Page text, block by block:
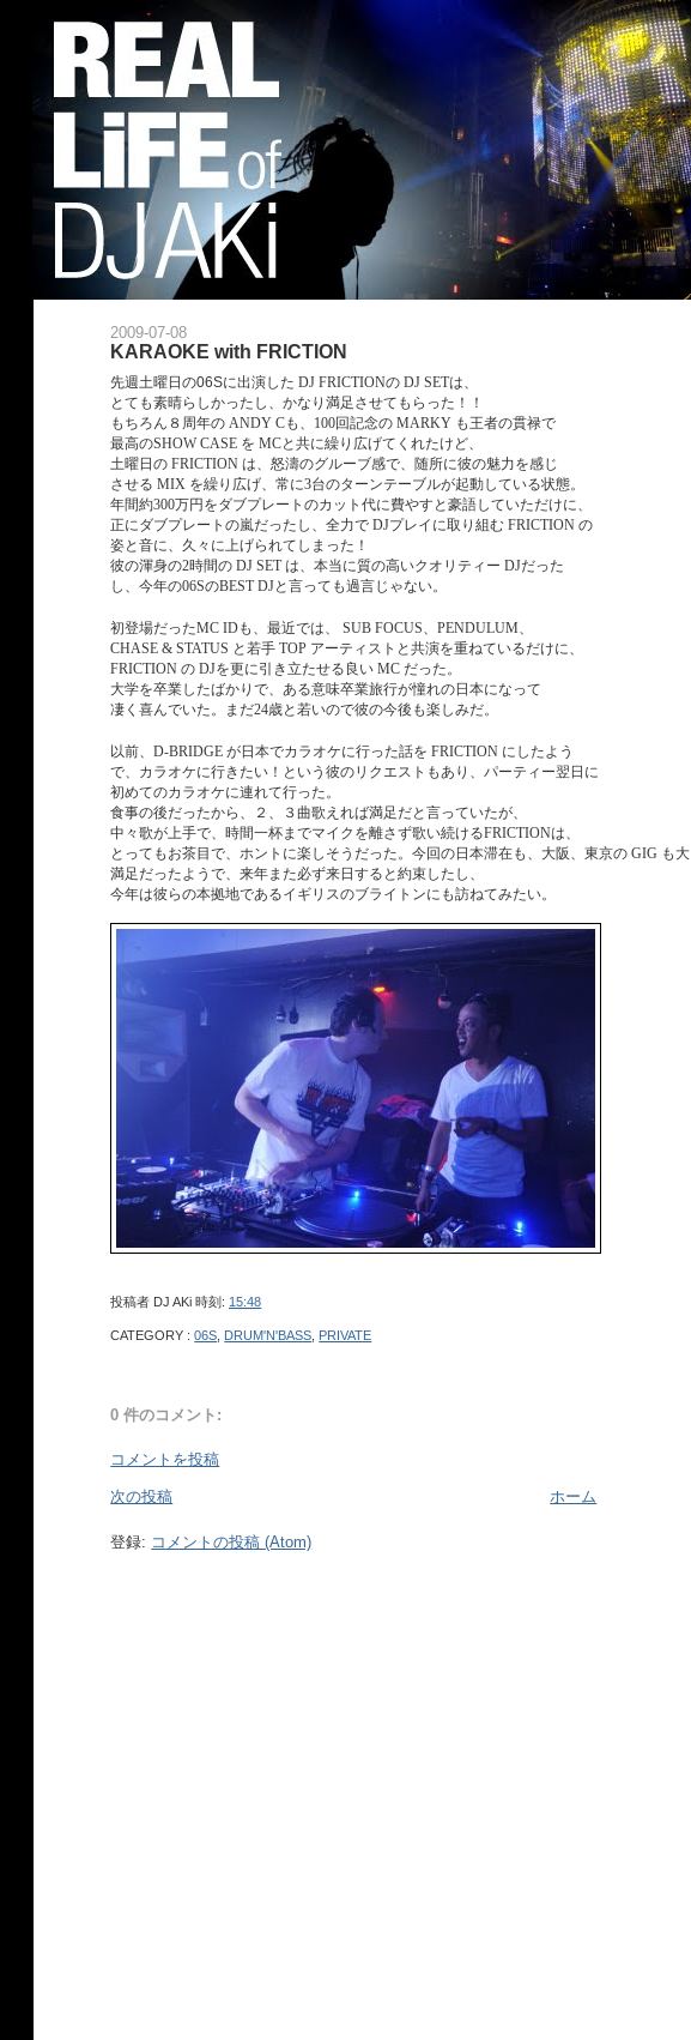
2009-07-08
KARAOKE with FRICTION
先週土曜日の06Sに出演した DJ FRICTIONの DJ SETは、
とても素晴らしかったし、かなり満足させてもらった！！
もちろん８周年の ANDY Cも、100回記念の MARKY も王者の貫禄で
最高のSHOW CASE を MCと共に繰り広げてくれたけど、
土曜日の FRICTION は、怒濤のグルーブ感で、随所に彼の魅力を感じ
させる MIX を繰り広げ、常に3台のターンテーブルが起動している状態。
年間約300万円をダブプレートのカット代に費やすと豪語していただけに、
正にダブプレートの嵐だったし、全力で DJプレイに取り組む FRICTION の
姿と音に、久々に上げられてしまった！
彼の渾身の2時間の DJ SET は、本当に質の高いクオリティー DJだった
し、今年の06SのBEST DJと言っても過言じゃない。
初登場だったMC IDも、最近では、 SUB FOCUS、PENDULUM、
CHASE & STATUS と若手 TOP アーティストと共演を重ねているだけに、
FRICTION の DJを更に引き立たせる良い MC だった。
大学を卒業したばかりで、ある意味卒業旅行が憧れの日本になって
凄く喜んでいた。まだ24歳と若いので彼の今後も楽しみだ。
以前、D-BRIDGE が日本でカラオケに行った話を FRICTION にしたよう
で、カラオケに行きたい！という彼のリクエストもあり、パーティー翌日に
初めてのカラオケに連れて行った。
食事の後だったから、２、３曲歌えれば満足だと言っていたが、
中々歌が上手で、時間一杯までマイクを離さず歌い続けるFRICTIONは、
とってもお茶目で、ホントに楽しそうだった。今回の日本滞在も、大阪、東京の GIG も大
満足だったようで、来年また必ず来日すると約束したし、
今年は彼らの本拠地であるイギリスのブライトンにも訪ねてみたい。
投稿者 DJ AKi 時刻: 15:48
CATEGORY :06S DRUM'N'BASS PRIVATE
0 件のコメント:
コメントを投稿
次の投稿 ホーム
登録: コメントの投稿 (Atom)